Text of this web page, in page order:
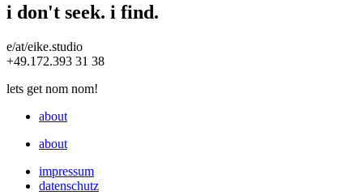
i don't seek. i find.
e/at/eike.studio
+49.172.393 31 38
lets get nom nom!
about
about
impressum
datenschutz